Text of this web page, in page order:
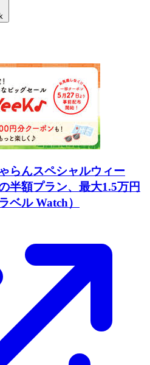
らんスペシャルウィー
半額プラン、最大1.5万円
ベル Watch）